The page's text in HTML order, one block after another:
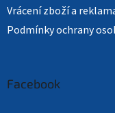
Vrácení zboží a
Podmínky ochrany
Facebook